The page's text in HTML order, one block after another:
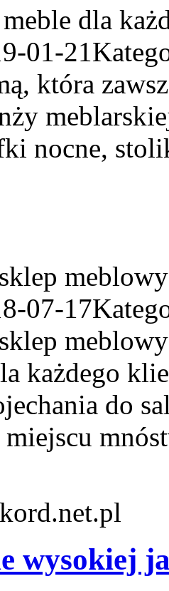
dla
01-21
która
nocne,
07-17
każdego
do
miejscu
wysokiej